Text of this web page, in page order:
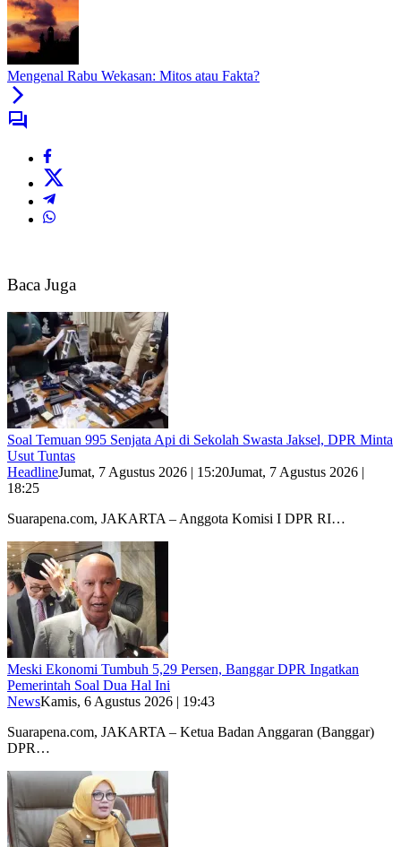
Mengenal Rabu Wekasan: Mitos atau Fakta?
Baca Juga
Soal Temuan 995 Senjata Api di Sekolah Swasta Jaksel, DPR Minta
Usut Tuntas
HeadlineJumat, 7 Agustus 2026 | 15:20Jumat, 7 Agustus 2026 |
18:25
Suarapena.com, JAKARTA – Anggota Komisi I DPR RI…
Meski Ekonomi Tumbuh 5,29 Persen, Banggar DPR Ingatkan
Pemerintah Soal Dua Hal Ini
NewsKamis, 6 Agustus 2026 | 19:43
Suarapena.com, JAKARTA – Ketua Badan Anggaran (Banggar)
DPR…